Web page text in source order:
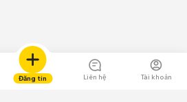
Đăng tin Liên hệ Tài khoản